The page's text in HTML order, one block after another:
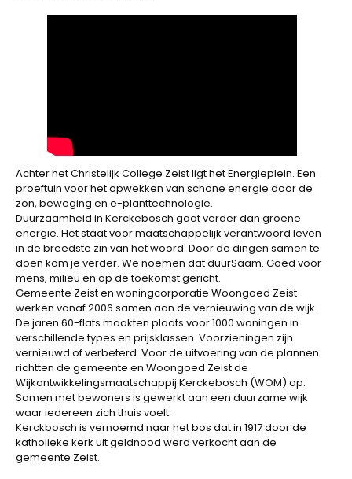
Achter het Christelijk College Zeist ligt het Energieplein. Een
proeftuin voor het opwekken van schone energie door de
zon, beweging en e-planttechnologie.
Duurzaamheid in Kerckebosch gaat verder dan groene
energie. Het staat voor maatschappelijk verantwoord leven
in de breedste zin van het woord. Door de dingen samen te
doen kom je verder. We noemen dat duurSaam. Goed voor
mens, milieu en op de toekomst gericht.
Gemeente Zeist en woningcorporatie Woongoed Zeist
werken vanaf 2006 samen aan de vernieuwing van de wijk.
De jaren 60-flats maakten plaats voor 1000 woningen in
verschillende types en prijsklassen. Voorzieningen zijn
vernieuwd of verbeterd. Voor de uitvoering van de plannen
richtten de gemeente en Woongoed Zeist de
Wijkontwikkelingsmaatschappij Kerckebosch (WOM) op.
Samen met bewoners is gewerkt aan een duurzame wijk
waar iedereen zich thuis voelt.
Kerckbosch is vernoemd naar het bos dat in 1917 door de
katholieke kerk uit geldnood werd verkocht aan de
gemeente Zeist.